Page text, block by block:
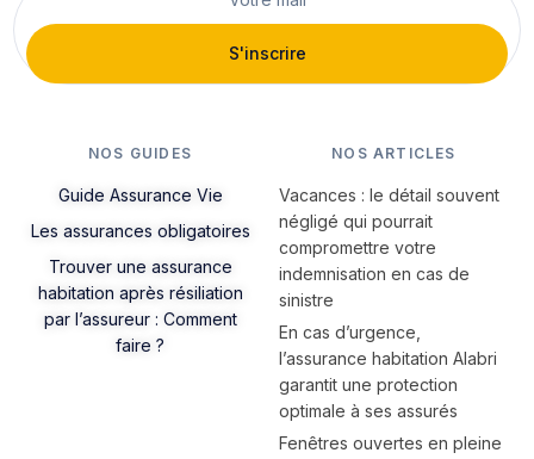
S'inscrire
NOS GUIDES
Guide Assurance Vie
Les assurances obligatoires
Trouver une assurance
habitation après résiliation
par l’assureur : Comment
faire ?
NOS ARTICLES
Vacances : le détail souvent
négligé qui pourrait
compromettre votre
indemnisation en cas de
sinistre
En cas d’urgence,
l’assurance habitation Alabri
garantit une protection
optimale à ses assurés
Fenêtres ouvertes en pleine